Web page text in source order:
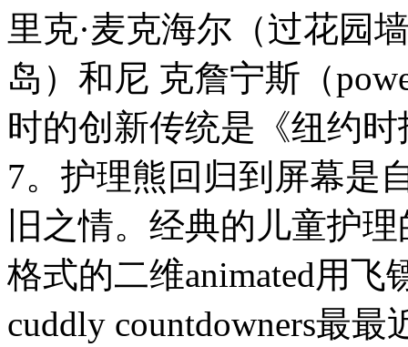
里克·麦克海尔（过花园
岛）和尼 克詹宁斯（
时的创新传统是《纽约
7。护理熊回归到屏幕是
旧之情。经典的儿童护
格式的二维animated用
cuddly countdowners最